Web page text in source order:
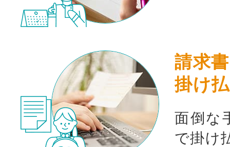
請求
掛け
面倒な
で掛け